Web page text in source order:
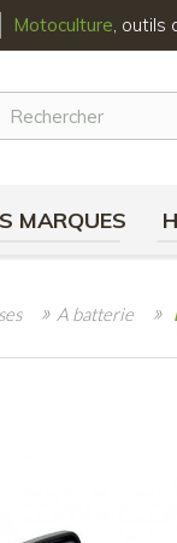
Motoculture, outils
MARQUES
» A batterie »